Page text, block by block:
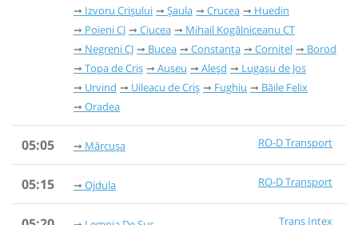
Izvoru Crișului
Șaula Crucea
Huedin
Poieni CJ
Ciucea
Mihail Kogălniceanu CT
Negreni CJ
Bucea Constanța Cornițel
Borod
Topa de Criș
Aușeu Aleșd
Lugașu de Jos
Urvind
Uileacu de Criș Fughiu
Băile Felix
Oradea
05:05 RO-D Transport
Mărcușa
05:15 RO-D Transport
Ojdula
Trans Intex